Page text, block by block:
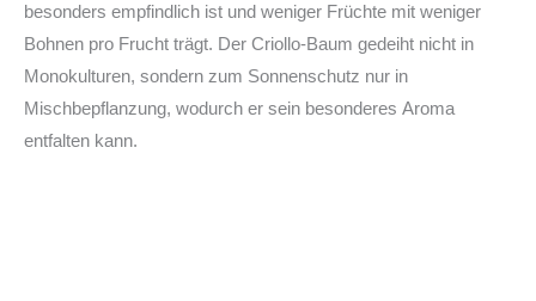
besonders empfindlich ist und weniger Früchte mit weniger
Bohnen pro Frucht trägt. Der Criollo-Baum gedeiht nicht in
Monokulturen, sondern zum Sonnenschutz nur in
Mischbepflanzung, wodurch er sein besonderes Aroma
entfalten kann.